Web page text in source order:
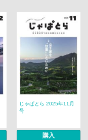
じゃぱとら 2025年11月
号
購入